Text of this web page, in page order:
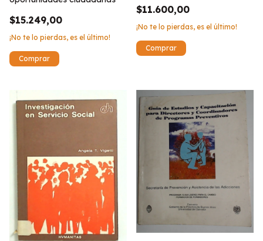
$15.249,00
¡No te lo pierdas, es el último!
$11.600,00
¡No te lo pierdas, es el último!